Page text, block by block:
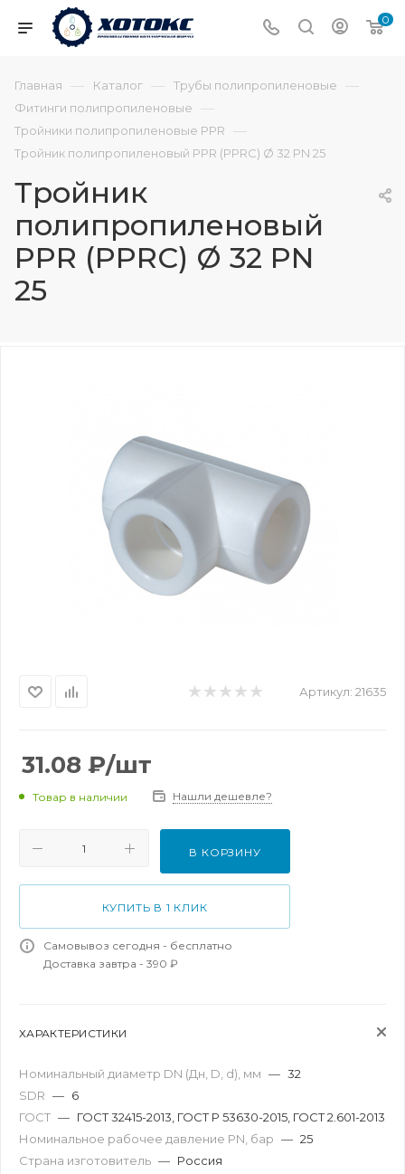
0
Главная — Каталог — Трубы полипропиленовые —
Фитинги полипропиленовые —
Тройники полипропиленовые PPR —
Тройник полипропиленовый PPR (PPRC) Ø 32 PN 25
Тройник
полипропиленовый
PPR (PPRC) Ø 32 PN
25
Артикул: 21635
31.08 ₽/шт
Товар в наличии Нашли дешевле?
В КОРЗИНУ
КУПИТЬ В 1 КЛИК
Самовывоз сегодня - бесплатно
Доставка завтра - 390 ₽
ХАРАКТЕРИСТИКИ
Номинальный диаметр DN (Дн, D, d), мм — 32
SDR — 6
ГОСТ — ГОСТ 32415-2013, ГОСТ Р 53630-2015, ГОСТ 2.601-2013
Номинальное рабочее давление PN, бар — 25
Страна изготовитель — Россия